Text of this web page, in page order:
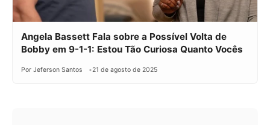
Angela Bassett Fala sobre a Possível Volta de
Bobby em 9-1-1: Estou Tão Curiosa Quanto Vocês
Por Jeferson Santos 21 de agosto de 2025